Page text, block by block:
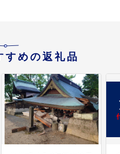
すめの返礼品